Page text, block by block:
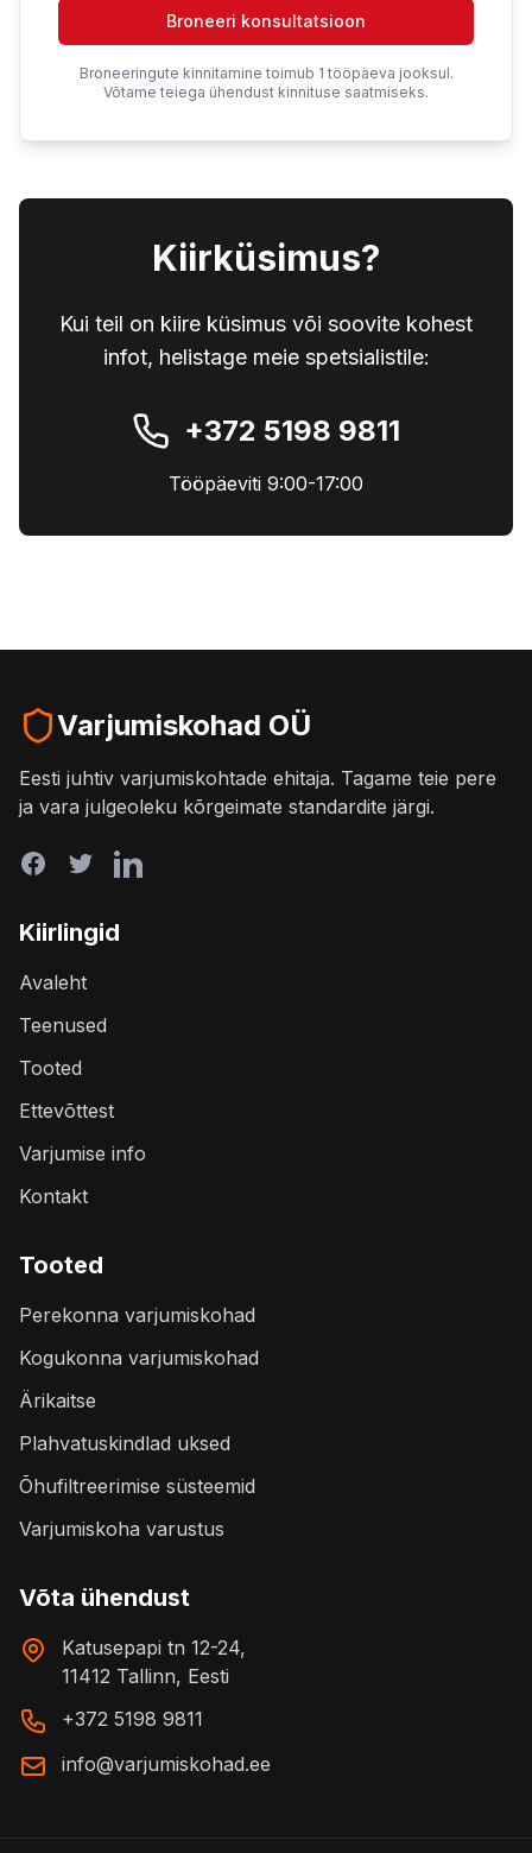
Broneeri konsultatsioon
Broneeringute kinnitamine toimub 1 tööpäeva jooksul.
Võtame teiega ühendust kinnituse saatmiseks.
Kiirküsimus?
Kui teil on kiire küsimus või soovite kohest
infot, helistage meie spetsialistile:
+372 5198 9811
Tööpäeviti 9:00-17:00
Varjumiskohad OÜ
Eesti juhtiv varjumiskohtade ehitaja. Tagame teie pere
ja vara julgeoleku kõrgeimate standardite järgi.
Kiirlingid
Avaleht
Teenused
Tooted
Ettevõttest
Varjumise info
Kontakt
Tooted
Perekonna varjumiskohad
Kogukonna varjumiskohad
Ärikaitse
Plahvatuskindlad uksed
Õhufiltreerimise süsteemid
Varjumiskoha varustus
Võta ühendust
Katusepapi tn 12-24,
11412 Tallinn, Eesti
+372 5198 9811
info@varjumiskohad.ee